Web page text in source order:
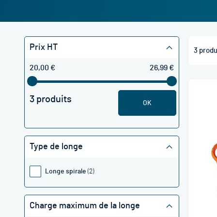
3
Prix HT
20,00 € 26,99 €
3 produits OK
Type de longe
Longe spirale 2
Charge maximum de la longe